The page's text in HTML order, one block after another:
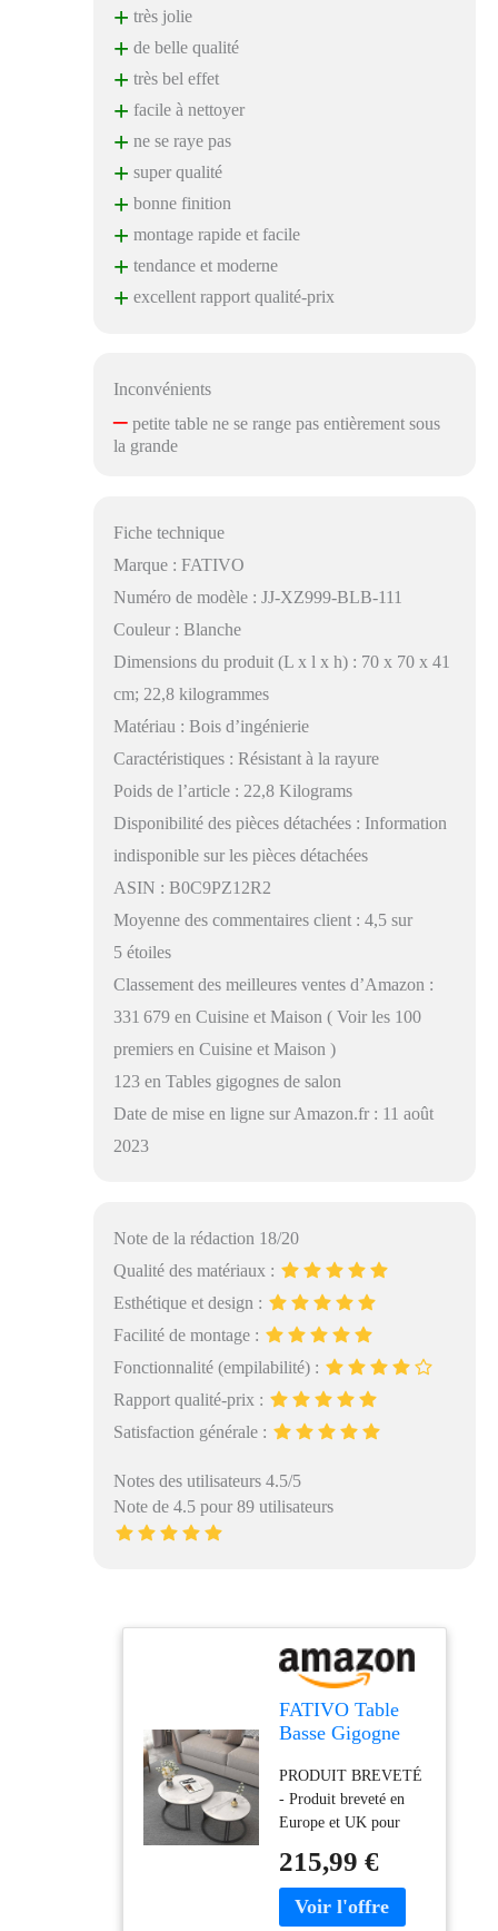
+ très jolie
+ de belle qualité
+ très bel effet
+ facile à nettoyer
+ ne se raye pas
+ super qualité
+ bonne finition
+ montage rapide et facile
+ tendance et moderne
+ excellent rapport qualité-prix
Inconvénients
–petite table ne se range pas entièrement sous
la grande
Fiche technique
Marque : FATIVO
Numéro de modèle : JJ-XZ999-BLB-111
Couleur : Blanche
Dimensions du produit (L x l x h) : 70 x 70 x 41
cm; 22,8 kilogrammes
Matériau : Bois d’ingénierie
Caractéristiques : Résistant à la rayure
Poids de l’article : 22,8 Kilograms
Disponibilité des pièces détachées : Information
indisponible sur les pièces détachées
ASIN : B0C9PZ12R2
Moyenne des commentaires client : 4,5 sur
5 étoiles
Classement des meilleures ventes d’Amazon :
331 679 en Cuisine et Maison ( Voir les 100
premiers en Cuisine et Maison )
123 en Tables gigognes de salon
Date de mise en ligne sur Amazon.fr : 11 août
2023
Note de la rédaction 18/20
Qualité des matériaux :
Esthétique et design :
Facilité de montage :
Fonctionnalité (empilabilité) :
Rapport qualité-prix :
Satisfaction générale :
Notes des utilisateurs 4.5/5
Note de 4.5 pour 89 utilisateurs
FATIVO Table
Basse Gigogne
Tables Gigognes
de Salon Ronde
Industrielle Bout
de Canapé Design
Blanche Set Table
Café Moderne
Métal -
PRODUIT BREVETÉ
- Produit breveté en
Europe et UK pour
salon. DESIGN
DÉLICAT - Le design
simple et élégant le fait
215,99 €